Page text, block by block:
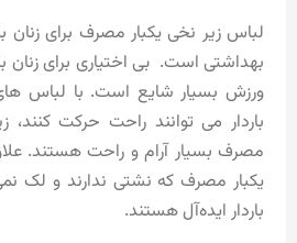
لباس زیر نخی یکبار مصرف برای زنان
بهداشتی است. بی اختیاری برای
ورزش بسیار شایع است. با لباس
باردار می توانند راحت حرکت کنند،
مصرف بسیار آرام و راحت هستند.
یکبار مصرف که نشتی ندارند و لک
باردار ایده‌آل هستند.